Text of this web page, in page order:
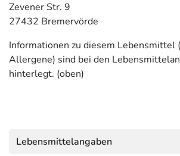
Zevener Str. 9
27432 Bremervörde
Informationen zu diesem Lebensmittel
Allergene) sind bei den
hinterlegt. (oben)
Lebensmittelangaben